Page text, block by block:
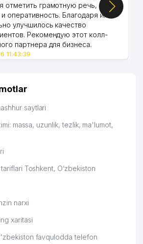
отметить грамотную речь,
оперативность. Благодаря их
улучшилось качество
Рекомендую этот колл-
партнера для бизнеса.
11:43:39
saytlari
massa, uzunlik, tezlik, ma'lumot,
Toshkent, O‘zbekiston
narxi
xaritasi
favqulodda telefon